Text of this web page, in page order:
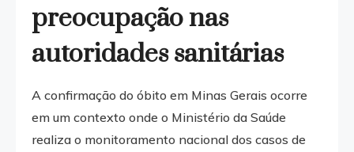
preocupação nas
autoridades sanitárias
A confirmação do óbito em Minas Gerais ocorre
em um contexto onde o Ministério da Saúde
realiza o monitoramento nacional dos casos de